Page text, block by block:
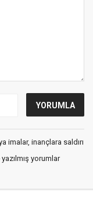
imalar, inançlara saldırı
yorumlar